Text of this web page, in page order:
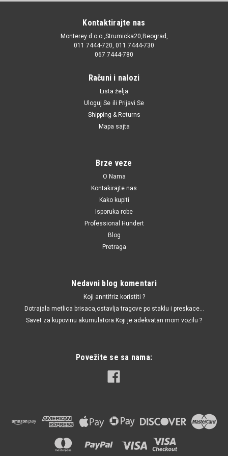
Kontaktirajte nas
Monterey d.o.o.,Strumicka20,Beograd,
011 7444-720, 011 7444-730
067 7444-780
Računi i nalozi
Lista želja
Uloguj Se ili Prijavi Se
Shipping & Returns
Mapa sajta
Brze veze
O Nama
Kontakirajte nas
Kako kupiti
Isporuka robe
Professional Hundert
Blog
Pretraga
Nedavni blog komentari
Koji anntifriz koristiti ?
Dotrajala metlica brisaca,ostavlja tragove po staklu i preskace...
Savet za kupovinu akumulatora.Koji je adekvatan mom vozilu ?
Povežite se sa nama: